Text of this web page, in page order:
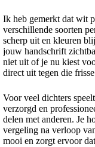
Ik heb gemerkt dat wit
verschillende soorten
scherp uit en kleuren
jouw handschrift
niet uit of je nu kiest
direct uit tegen die
Voor veel dichters
verzorgd en
delen met anderen. Je
vergeling na verloop
mooi en zorgt ervoor